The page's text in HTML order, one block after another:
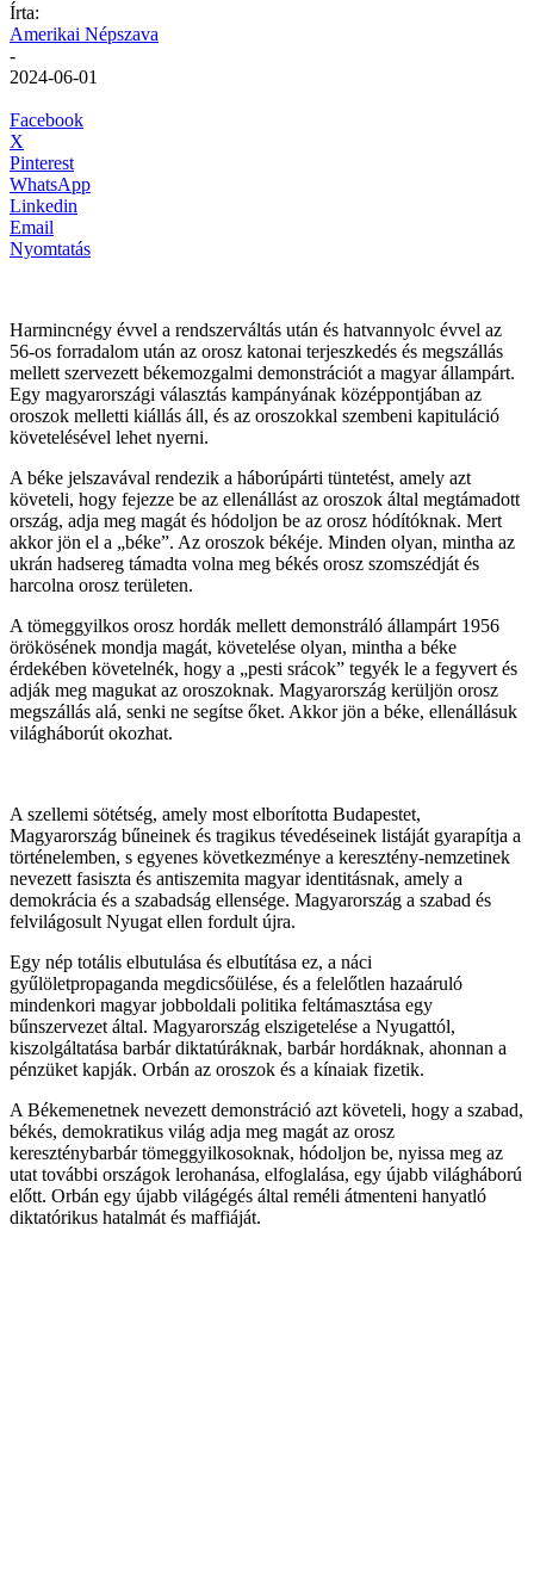
Írta:
Amerikai Népszava
-
2024-06-01
Facebook
X
Pinterest
WhatsApp
Linkedin
Email
Nyomtatás
Harmincnégy évvel a rendszerváltás után és hatvannyolc évvel az
56-os forradalom után az orosz katonai terjeszkedés és megszállás
mellett szervezett békemozgalmi demonstrációt a magyar állampárt.
Egy magyarországi választás kampányának középpontjában az
oroszok melletti kiállás áll, és az oroszokkal szembeni kapituláció
követelésével lehet nyerni.
A béke jelszavával rendezik a háborúpárti tüntetést, amely azt
követeli, hogy fejezze be az ellenállást az oroszok által megtámadott
ország, adja meg magát és hódoljon be az orosz hódítóknak. Mert
akkor jön el a „béke”. Az oroszok békéje. Minden olyan, mintha az
ukrán hadsereg támadta volna meg békés orosz szomszédját és
harcolna orosz területen.
A tömeggyilkos orosz hordák mellett demonstráló állampárt 1956
örökösének mondja magát, követelése olyan, mintha a béke
érdekében követelnék, hogy a „pesti srácok” tegyék le a fegyvert és
adják meg magukat az oroszoknak. Magyarország kerüljön orosz
megszállás alá, senki ne segítse őket. Akkor jön a béke, ellenállásuk
világháborút okozhat.
A szellemi sötétség, amely most elborította Budapestet,
Magyarország bűneinek és tragikus tévedéseinek listáját gyarapítja a
történelemben, s egyenes következménye a keresztény-nemzetinek
nevezett fasiszta és antiszemita magyar identitásnak, amely a
demokrácia és a szabadság ellensége. Magyarország a szabad és
felvilágosult Nyugat ellen fordult újra.
Egy nép totális elbutulása és elbutítása ez, a náci
gyűlöletpropaganda megdicsőülése, és a felelőtlen hazaáruló
mindenkori magyar jobboldali politika feltámasztása egy
bűnszervezet által. Magyarország elszigetelése a Nyugattól,
kiszolgáltatása barbár diktatúráknak, barbár hordáknak, ahonnan a
pénzüket kapják. Orbán az oroszok és a kínaiak fizetik.
A Békemenetnek nevezett demonstráció azt követeli, hogy a szabad,
békés, demokratikus világ adja meg magát az orosz
kereszténybarbár tömeggyilkosoknak, hódoljon be, nyissa meg az
utat további országok lerohanása, elfoglalása, egy újabb világháború
előtt. Orbán egy újabb világégés által reméli átmenteni hanyatló
diktatórikus hatalmát és maffiáját.